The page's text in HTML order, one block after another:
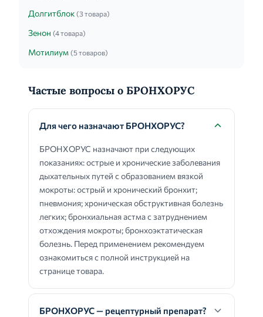
Долгитблок (3 товара)
Зенон (4 товара)
Мотилиум (5 товаров)
Частые вопросы о БРОНХОРУС
Для чего назначают БРОНХОРУС?
БРОНХОРУС назначают при следующих
показаниях: острые и хронические заболевания
дыхательных путей с образованием вязкой
мокроты: острый и хронический бронхит;
пневмония; хроническая обструктивная болезнь
легких; бронхиальная астма с затруднением
отхождения мокроты; бронхоэктатическая
болезнь. Перед применением рекомендуем
ознакомиться с полной инструкцией на
странице товара.
БРОНХОРУС — рецептурный препарат?